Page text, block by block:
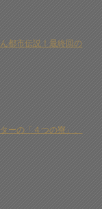
都市伝説！最終回の
ーの「４つの寮」、